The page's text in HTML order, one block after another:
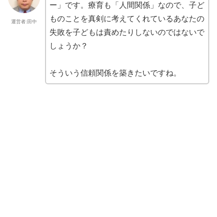
運営者:田中
ー」です。療育も「人間関係」なので、子ど
ものことを真剣に考えてくれているあなたの
失敗を子どもは責めたりしないのではないで
しょうか？
そういう信頼関係を築きたいですね。